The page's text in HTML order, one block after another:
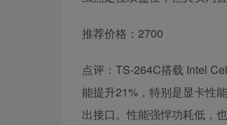
推荐价格：2700
点评：TS-264C搭载 Intel
能提升21%，特别是显卡性
出接口。性能强悍功耗低，